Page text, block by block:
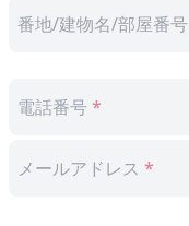
番地/建物名/部屋番号
電話番号*
メールアドレス *